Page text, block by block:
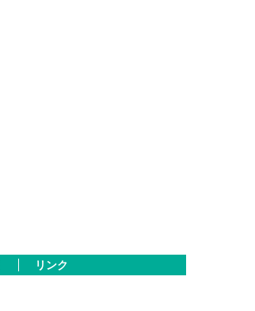
リンク